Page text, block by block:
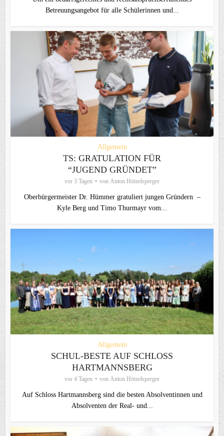
Betreuungsangebot für alle Schülerinnen und...
Allgemein
TS: GRATULATION FÜR
“JUGEND GRÜNDET”
vor 3 Tagen von Anton Hötzelsperger
Oberbürgermeister Dr. Hümmer gratuliert jungen Gründern –
Kyle Berg und Timo Thurmayr vom...
Allgemein
SCHUL-BESTE AUF SCHLOSS
HARTMANNSBERG
vor 4 Tagen von Anton Hötzelsperger
Auf Schloss Hartmannsberg sind die besten Absolventinnen und
Absolventen der Real- und...